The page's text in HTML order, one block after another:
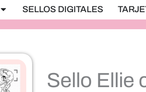
Abrir SELLOSSELLOS DIGITALES
Sello Ellie